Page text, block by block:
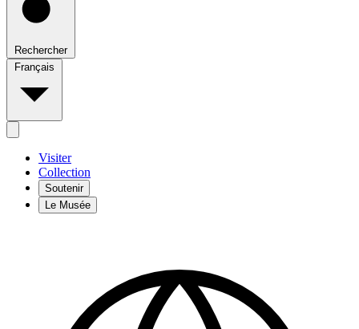
Rechercher
Français
Visiter
Collection
Soutenir
Le Musée